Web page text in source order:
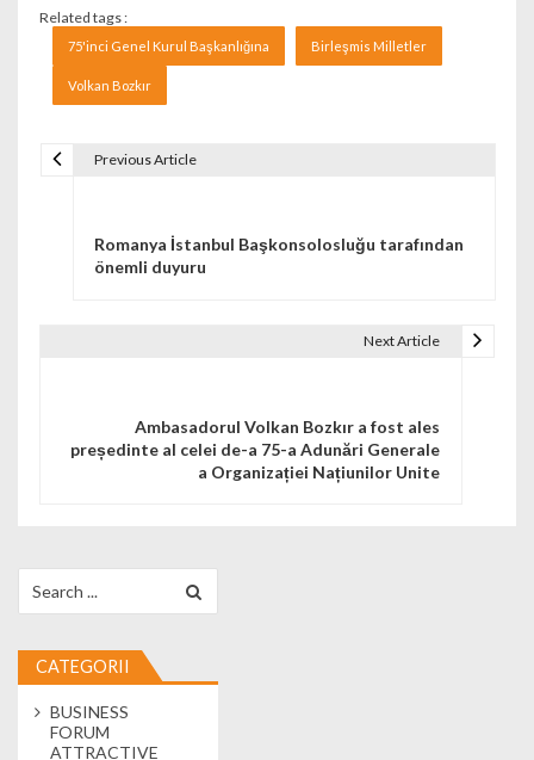
Related tags :
75'inci Genel Kurul Başkanlığına Birleşmis Milletler
Volkan Bozkır
Previous Article
Romanya İstanbul Başkonsolosluğu tarafından
önemli duyuru
Next Article
Ambasadorul Volkan Bozkır a fost ales
președinte al celei de-a 75-a Adunări Generale
a Organizației Națiunilor Unite
CATEGORII
BUSINESS
FORUM
ATTRACTIVE